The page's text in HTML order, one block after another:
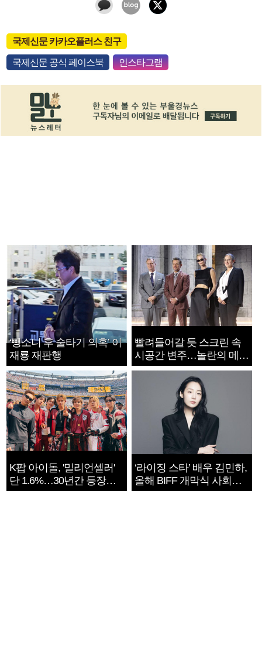
국제신문 카카오플러스 친구
국제신문 공식 페이스북 인스타그램
‘뺑소니 후 술타기 의혹’ 이
재룡 재판행
빨려들어갈 듯 스크린 속
시공간 변주…놀란의 메시
지는 ‘전쟁 속죄’
K팝 아이돌, '밀리언셀러'
단 1.6%…30년간 등장
1182개팀 전수조사
‘라이징 스타’ 배우 김민하,
올해 BIFF 개막식 사회자
확정